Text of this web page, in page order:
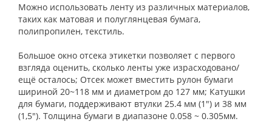
Можно использовать ленту из различных материалов,
таких как матовая и полуглянцевая бумага,
полипропилен, текстиль.
Большое окно отсека этикетки позволяет с первого
взгляда оценить, сколько ленты уже израсходовано/
ещё осталось; Отсек может вместить рулон бумаги
шириной 20~118 мм и диаметром до 127 мм; Катушки
для бумаги, поддерживают втулки 25.4 мм (1") и 38 мм
(1,5"). Толщина бумаги в диапазоне 0.058 ~ 0.305мм.